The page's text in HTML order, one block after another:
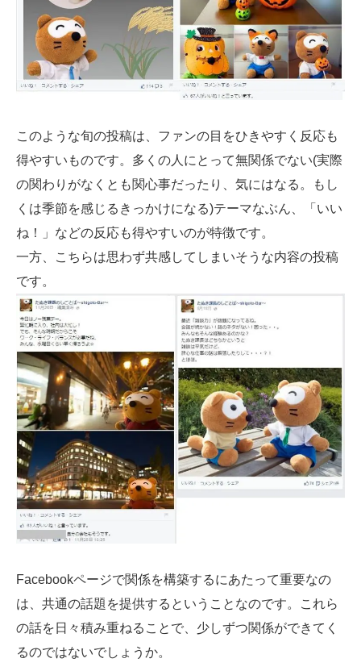
このような旬の投稿は、ファンの目をひきやすく反応も
得やすいものです。多くの人にとって無関係でない(実際
の関わりがなくとも関心事だったり、気にはなる。もし
くは季節を感じるきっかけになる)テーマなぶん、「いい
ね！」などの反応も得やすいのが特徴です。
一方、こちらは思わず共感してしまいそうな内容の投稿
です。
Facebookページで関係を構築するにあたって重要なの
は、共通の話題を提供するということなのです。これら
の話を日々積み重ねることで、少しずつ関係ができてく
るのではないでしょうか。